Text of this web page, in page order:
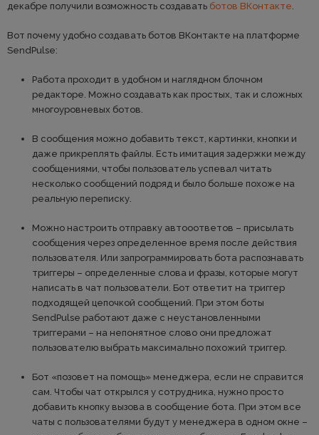
декабре получили возможность создавать ботов ВКонтакте.
Вот почему удобно создавать ботов ВКонтакте на платформе
SendPulse:
Работа проходит в удобном и наглядном блочном
редакторе. Можно создавать как простых, так и сложных
многоуровневых ботов.
В сообщения можно добавить текст, картинки, кнопки и
даже прикреплять файлы. Есть имитация задержки между
сообщениями, чтобы пользователь успевал читать
несколько сообщений подряд и было больше похоже на
реальную переписку.
Можно настроить отправку автооответов – присылать
сообщения через определенное время после действия
пользователя. Или запрограммировать бота распознавать
триггеры – определенные слова и фразы, которые могут
написать в чат пользователи. Бот ответит на триггер
подходящей цепочкой сообщений. При этом боты
SendPulse работают даже с неустановленными
триггерами – на непонятное слово они предложат
пользователю выбрать максимально похожий триггер.
Бот «позовет на помощь» менеджера, если не справится
сам. Чтобы чат открылся у сотрудника, нужно просто
добавить кнопку вызова в сообщение бота. При этом все
чаты с пользователями будут у менеджера в одном окне –